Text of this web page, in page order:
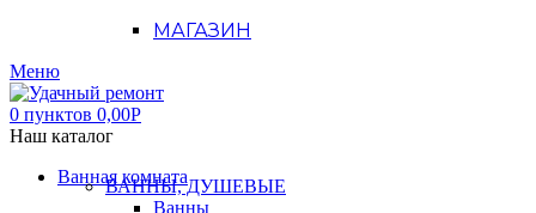
МАГАЗИН
Меню
0 пунктов 0,00Р
Наш каталог
Ванная комната
ВАННЫ, ДУШЕВЫЕ
Ванны